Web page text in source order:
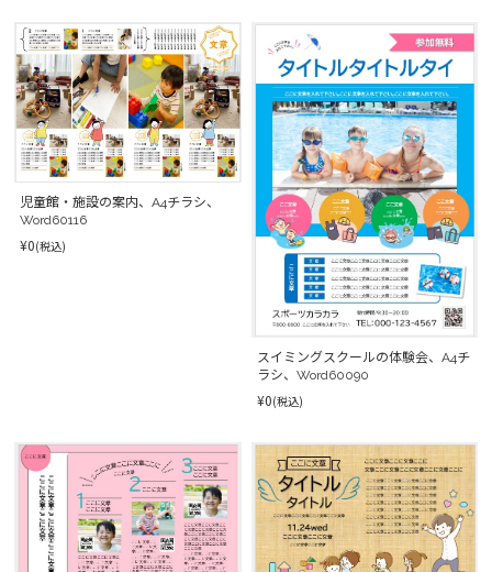
児童館・施設の案内、A4チラシ、
Word60116
¥0(税込)
スイミングスクールの体験会、A4チ
ラシ、Word60090
¥0(税込)